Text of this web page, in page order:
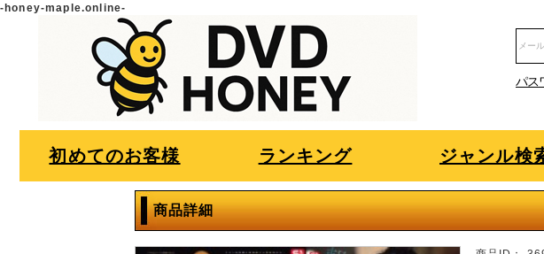
-honey-maple.online-
パス
初めてのお客様 ランキング ジャンル検
商品詳細